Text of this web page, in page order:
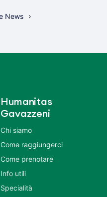
News
Humanitas
Gavazzeni
Chi siamo
Come raggiungerci
Come prenotare
Info utili
Specialità